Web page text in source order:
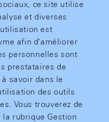
ce site utilise
et diverses
est
afin d'améliorer
personnelles sont
prestataires de
savoir dans le
des outils
Vous trouverez de
rubrique Gestion